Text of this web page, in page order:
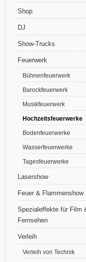
Shop
DJ
Show-Trucks
Feuerwerk
Bühnenfeuerwerk
Barockfeuerwerk
Musikfeuerwerk
Hochzeitsfeuerwerke
Bodenfeuerwerke
Wasserfeuerwerke
Tagesfeuerwerke
Lasershow
Feuer & Flammenshow
Spezialeffekte für Film
Fernsehen
Verleih
Verleih von Technik